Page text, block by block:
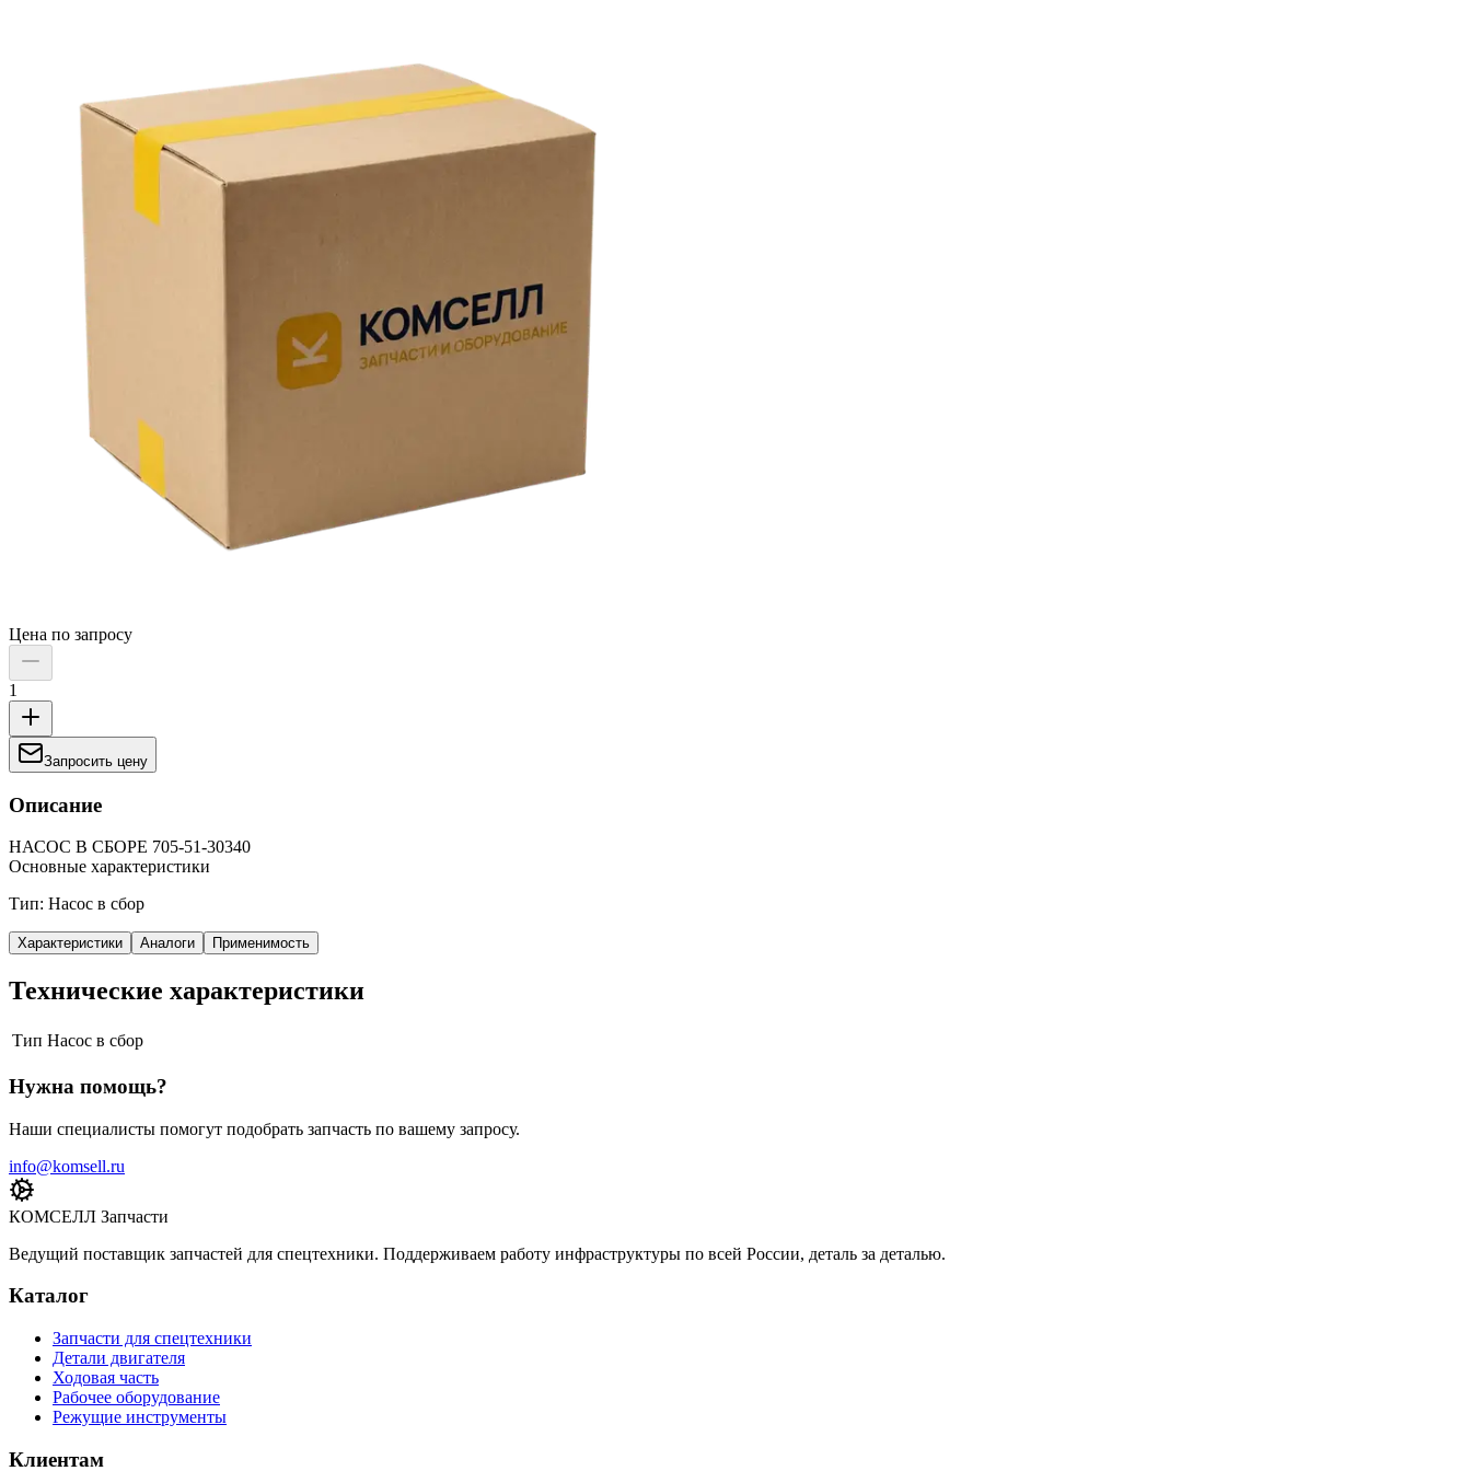
Цена по запросу
1
Запросить цену
Описание
НАСОС В СБОРЕ 705-51-30340
Основные характеристики
Тип: Насос в сбор
Характеристики Аналоги Применимость
Технические характеристики
Тип Насос в сбор
Нужна помощь?
Наши специалисты помогут подобрать запчасть по вашему запросу.
info@komsell.ru
КОМСЕЛЛ Запчасти
Ведущий поставщик запчастей для спецтехники. Поддерживаем работу инфраструктуры по всей России, деталь за деталью.
Каталог
Запчасти для спецтехники
Детали двигателя
Ходовая часть
Рабочее оборудование
Режущие инструменты
Клиентам